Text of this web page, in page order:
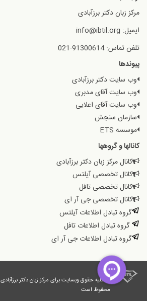
مرکز زبان دکتر برزآبادی
ایمیل: info@ibtil.org
تلفن تماس: 91300614-021
پیوندها
وب سایت دکتر برزآبادی
وب سایت آقای مدبری
وب سایت آقای اعلایی
سازمان سنجش
موسسه ETS
کانالها و گروهها
کانال مرکز زبان دکتر برزآبادی
کانال تخصصی آیلتس
کانال تخصصی تافل
کانال تخصصی جی آر ای
گروه تبادل اطلاعات آیلتس
گروه تبادل اطلاعات تافل
گروه تبادل اطلاعات جی آر ای
© کلیه حقوق وبسایت برای مرکز زبان دکتر برزآبادی
محفوظ است